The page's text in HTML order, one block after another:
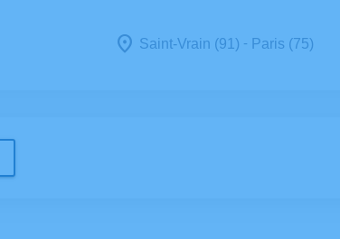
Saint-Vrain (91) - Paris (75)